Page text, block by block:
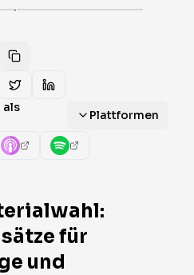
·
als
Plattformen
für
und